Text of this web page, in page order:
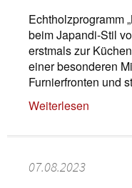
Echtholzprogramm
beim Japandi-Stil
erstmals zur
einer besonderen
Furnierfronten und
Weiterlesen
07.08.2023